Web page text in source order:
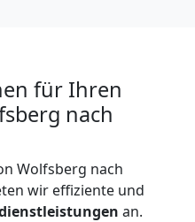
für Ihren
nach
Wolfsberg nach
wir effiziente und
an.